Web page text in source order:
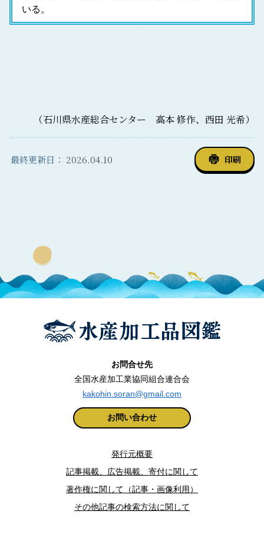
いる。
（石川県水産総合センター 高本 修作、西田 光希）
最終更新日： 2026.04.10 印刷
お問合せ先
全国水産加工業協同組合連合会
kakohin.soran@gmail.com
お問い合わせ
発行元概要
記事掲載、広告掲載、寄付に関して
著作権に関して（記事・画像利用）
その他記事の検索方法に関して